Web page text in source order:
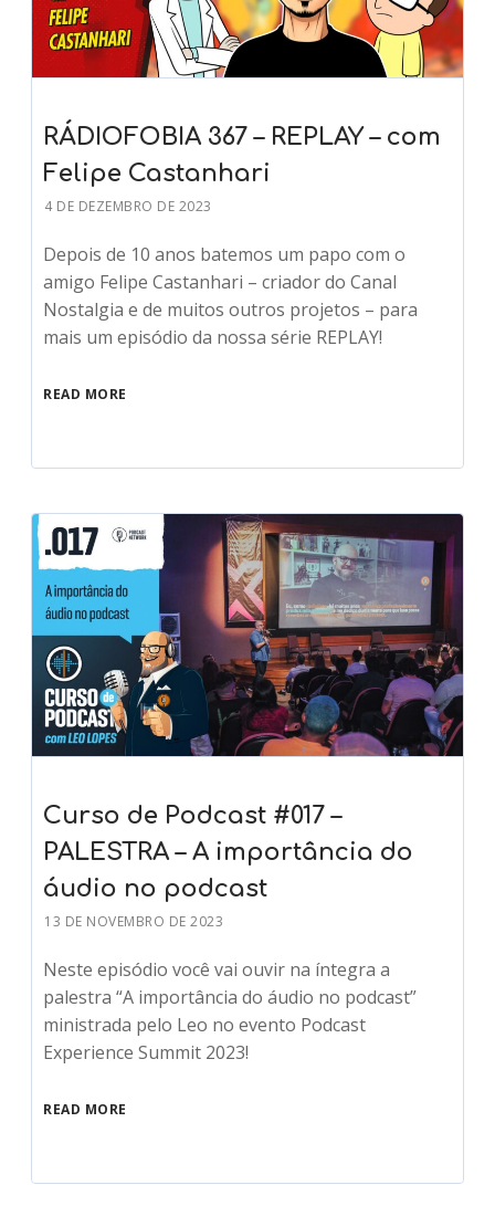
RÁDIOFOBIA 367 – REPLAY – com
Felipe Castanhari
4 DE DEZEMBRO DE 2023
Depois de 10 anos batemos um papo com o
amigo Felipe Castanhari – criador do Canal
Nostalgia e de muitos outros projetos – para
mais um episódio da nossa série REPLAY!
READ MORE
Curso de Podcast #017 –
PALESTRA – A importância do
áudio no podcast
13 DE NOVEMBRO DE 2023
Neste episódio você vai ouvir na íntegra a
palestra “A importância do áudio no podcast”
ministrada pelo Leo no evento Podcast
Experience Summit 2023!
READ MORE